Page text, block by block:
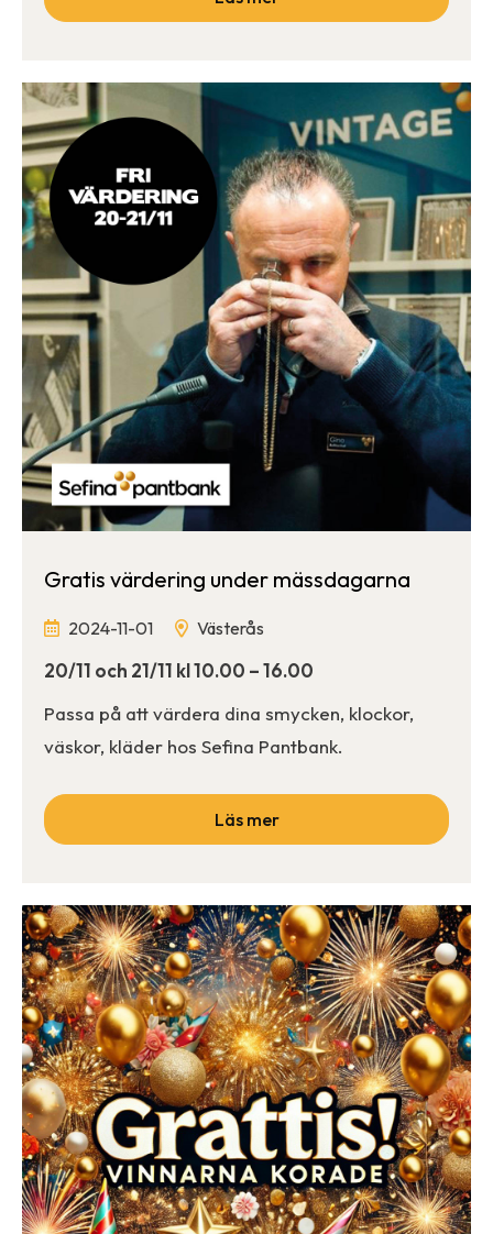
Gratis värdering under mässdagarna
2024-11-01 Västerås
20/11 och 21/11 kl 10.00 – 16.00
Passa på att värdera dina smycken, klockor,
väskor, kläder hos Sefina Pantbank.
Läs mer